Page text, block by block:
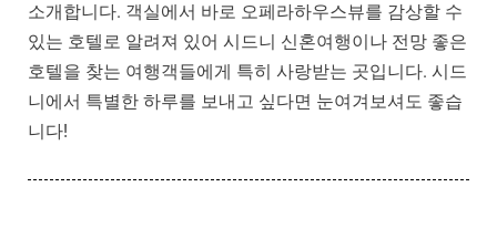
소개합니다. 객실에서 바로 오페라하우스뷰를 감상할 수
있는 호텔로 알려져 있어 시드니 신혼여행이나 전망 좋은
호텔을 찾는 여행객들에게 특히 사랑받는 곳입니다. 시드
니에서 특별한 하루를 보내고 싶다면 눈여겨보셔도 좋습
니다!